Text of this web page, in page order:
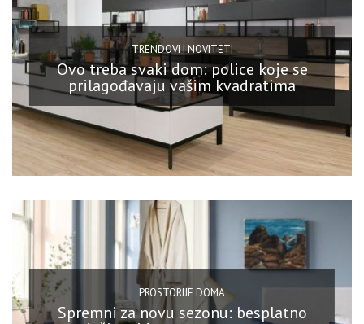
TRENDOVI I NOVITETI
Ovo treba svaki dom: police koje se
prilagođavaju vašim kvadratima
PROSTORIJE DOMA
Spremni za novu sezonu: besplatno